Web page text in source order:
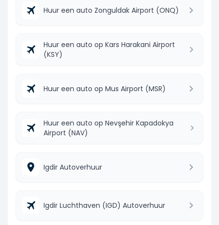
Huur een auto Zonguldak Airport (ONQ)
Huur een auto op Kars Harakani Airport
(KSY)
Huur een auto op Mus Airport (MSR)
Huur een auto op Nevşehir Kapadokya
Airport (NAV)
Igdir Autoverhuur
Igdir Luchthaven (IGD) Autoverhuur